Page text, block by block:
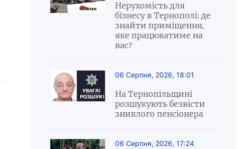
Нерухомість для
бізнесу в Тернополі: де
знайти приміщення,
яке працюватиме на
вас?
06 Серпня, 2026, 18:01
На Тернопільщині
розшукують безвісти
зниклого пенсіонера
06 Серпня, 2026, 17:24